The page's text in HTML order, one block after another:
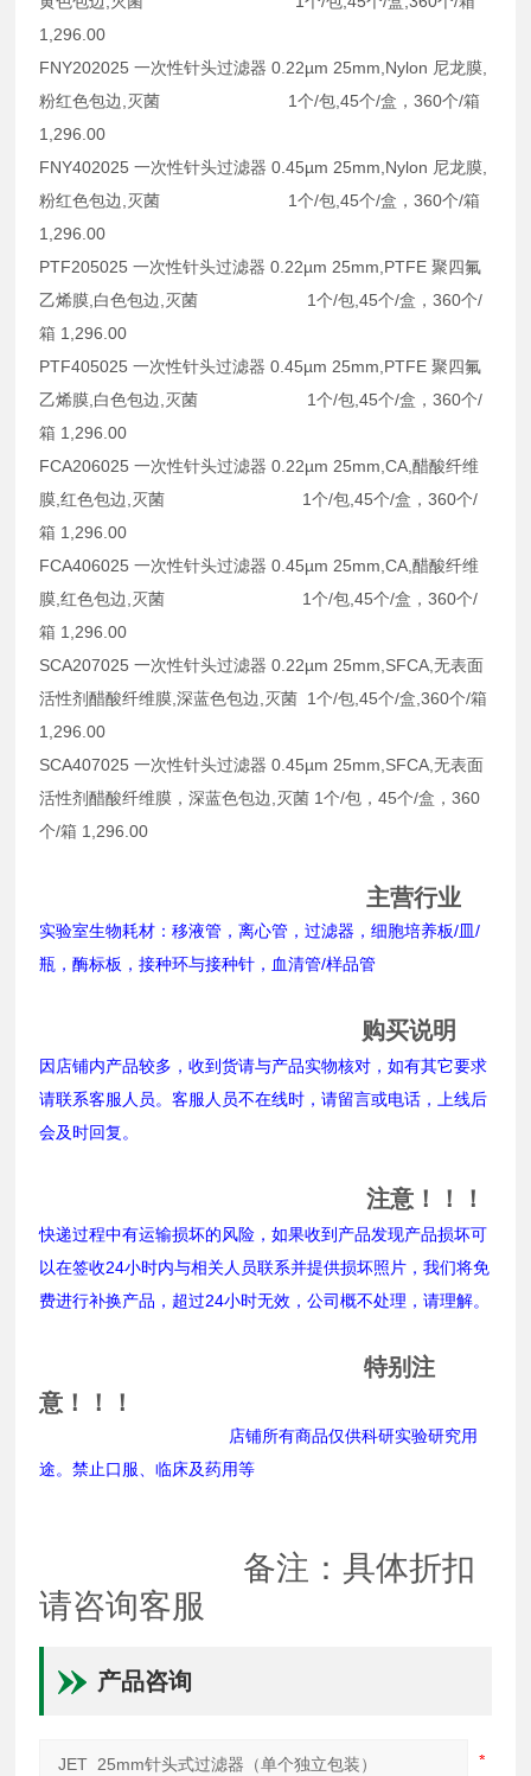
1,296.00
FNY202025 一次性针头过滤器 0.22µm 25mm,Nylon 尼龙膜,
粉红色包边,灭菌 1个/包,45个/盒，360个/箱
1,296.00
FNY402025 一次性针头过滤器 0.45µm 25mm,Nylon 尼龙膜,
粉红色包边,灭菌 1个/包,45个/盒，360个/箱
1,296.00
PTF205025 一次性针头过滤器 0.22µm 25mm,PTFE 聚四氟
乙烯膜,白色包边,灭菌 1个/包,45个/盒，360个/
箱 1,296.00
PTF405025 一次性针头过滤器 0.45µm 25mm,PTFE 聚四氟
乙烯膜,白色包边,灭菌 1个/包,45个/盒，360个/
箱 1,296.00
FCA206025 一次性针头过滤器 0.22µm 25mm,CA,醋酸纤维
膜,红色包边,灭菌 1个/包,45个/盒，360个/
箱 1,296.00
FCA406025 一次性针头过滤器 0.45µm 25mm,CA,醋酸纤维
膜,红色包边,灭菌 1个/包,45个/盒，360个/
箱 1,296.00
SCA207025 一次性针头过滤器 0.22µm 25mm,SFCA,无表面
活性剂醋酸纤维膜,深蓝色包边,灭菌 1个/包,45个/盒,360个/箱
1,296.00
SCA407025 一次性针头过滤器 0.45µm 25mm,SFCA,无表面
活性剂醋酸纤维膜，深蓝色包边,灭菌 1个/包，45个/盒，360
个/箱 1,296.00
主营行业
实验室生物耗材：移液管，离心管，过滤器，细胞培养板/皿/
瓶，酶标板，接种环与接种针，血清管/样品管
购买说明
因店铺内产品较多，收到货请与产品实物核对，如有其它要求
请联系客服人员。客服人员不在线时，请留言或电话，上线后
会及时回复。
注意！！！
快递过程中有运输损坏的风险，如果收到产品发现产品损坏可
以在签收24小时内与相关人员联系并提供损坏照片，我们将免
费进行补换产品，超过24小时无效，公司概不处理，请理解。
特别注
意！！！
店铺所有商品仅供科研实验研究用
途。禁止口服、临床及药用等
备注：具体折扣
请咨询客服
产品咨询